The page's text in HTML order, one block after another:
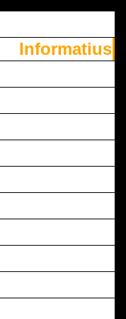
Informatius